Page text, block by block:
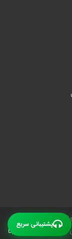
است.
و بهینه سازیگیـل دیتا
پشتیبانی سریع